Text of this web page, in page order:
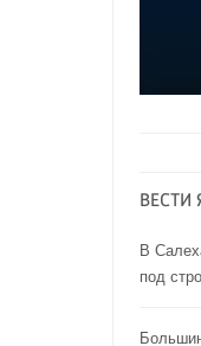
ВЕСТИ
В
под